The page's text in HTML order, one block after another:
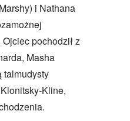
i Nathana
pochodził z
Masha
talmudysty
Kline,